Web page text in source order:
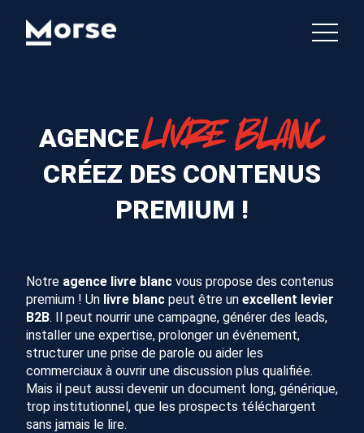
AGENCELIVRE BLANC
CRÉEZ DES CONTENUS
PREMIUM !
Notre agence livre blanc vous propose des contenus
premium ! Un livre blanc peut être un excellent levier
B2B. Il peut nourrir une campagne, générer des leads,
installer une expertise, prolonger un événement,
structurer une prise de parole ou aider les
commerciaux à ouvrir une discussion plus qualifiée.
Mais il peut aussi devenir un document long, générique,
trop institutionnel, que les prospects téléchargent
sans jamais le lire.